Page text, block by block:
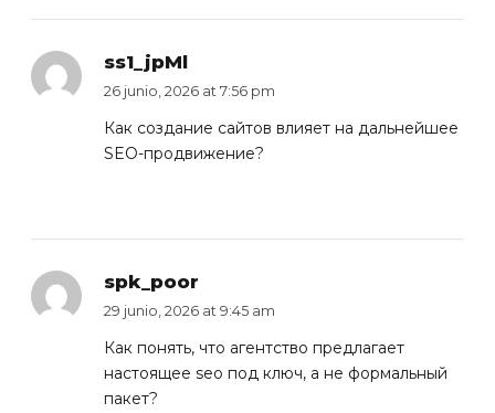
ss1_jpMl
26 junio, 2026 at 7:56 pm
Как создание сайтов влияет на дальнейшее
SEO-продвижение?
spk_poor
29 junio, 2026 at 9:45 am
Как понять, что агентство предлагает
настоящее seo под ключ, а не формальный
пакет?